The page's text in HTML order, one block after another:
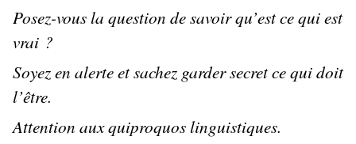
Posez-vous la question de savoir qu’est ce qui est
vrai ?
Soyez en alerte et sachez garder secret ce qui doit
l’être.
Attention aux quiproquos linguistiques.